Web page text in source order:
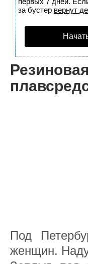
за бустер вернут
Под
женщин.